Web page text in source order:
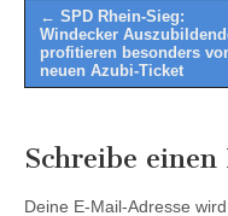
Post
navigation
← SPD Rhein-Sieg:
Windecker
profitieren besonders
neuen Azubi-Ticket
Schreibe
Deine E-Mail-Adresse